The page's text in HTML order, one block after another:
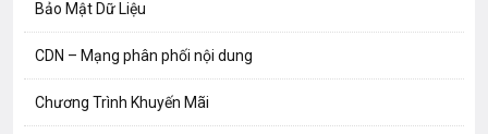
Bảo Mật Dữ Liệu
CDN – Mạng phân phối nội dung
Chương Trình Khuyến Mãi